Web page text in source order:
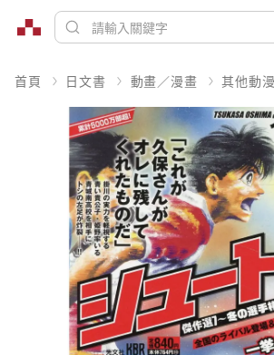
首頁 日文書 動畫／漫畫 其他動